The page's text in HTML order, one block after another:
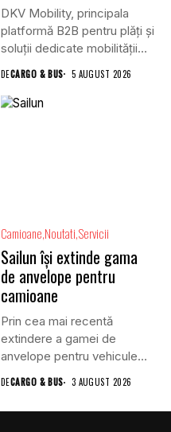
DKV Mobility, principala
platformă B2B pentru plăți și
soluții dedicate mobilității
DECARGO & BUS 5 AUGUST 2026
Camioane Noutati Servicii
Sailun își extinde gama
de anvelope pentru
camioane
Prin cea mai recentă
extindere a gamei de
anvelope pentru vehicule
comerciale,...
DECARGO & BUS 3 AUGUST 2026